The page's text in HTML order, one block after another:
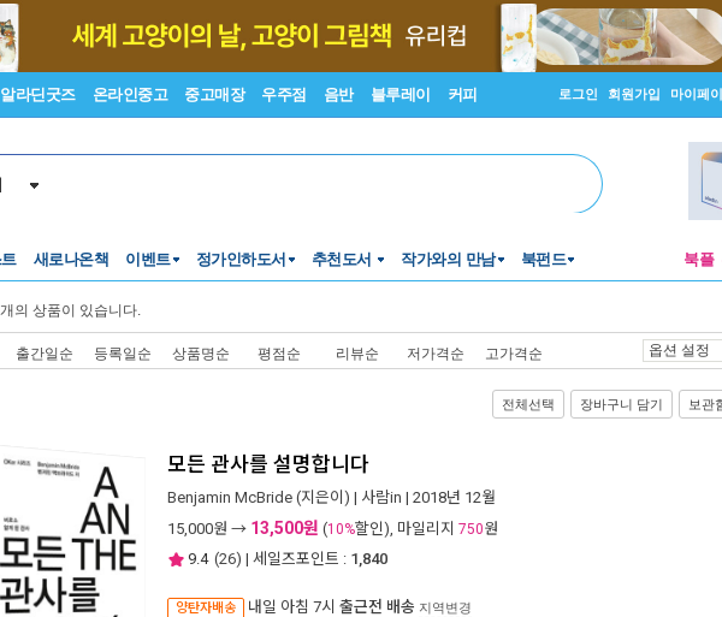
알라딘굿즈 온라인중고 중고매장 우주점 음반 블루레이 커피 로그인 회원가입 마이페
새로나온책 이벤트 정가인하도서 추천도서 작가와의 만남 북펀드 북플
개의 상품이 있습니다.
출간일순 등록일순 상품명순 평점순 리뷰순 저가격순 고가격순 옵션 설정
전체선택 장바구니 담기 보관
모든 관사를 설명합니다
Benjamin McBride (지은이) | 사람in | 2018년 12월
15,000원 → 13,500원 (10%할인), 마일리지 750원
9.4 (26) | 세일즈포인트 : 1,840
양탄자배송 내일 아침 7시 출근전 배송 지역변경